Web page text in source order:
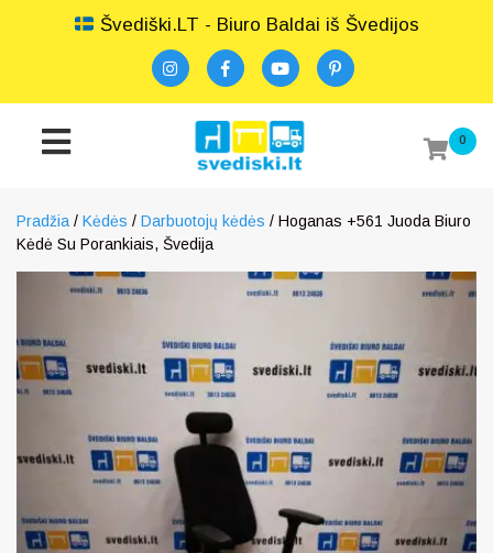
Švediški.LT - Biuro Baldai iš Švedijos
0
Pradžia / Kėdės / Darbuotojų kėdės / Hoganas +561 Juoda Biuro
Kėdė Su Porankiais, Švedija